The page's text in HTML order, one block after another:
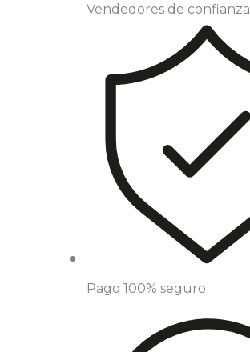
Vendedores de confianza
Pago 100% seguro